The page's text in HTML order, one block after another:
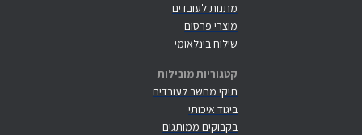
מתנות לעובדים
מוצרי פרסום
שילוח בינלאומי
קטגוריות מובילות
תיקי מחשב לעובדים
ביגוד איכותי
בקבוקים ממותגים